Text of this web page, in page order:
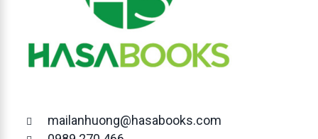
mailanhuong@hasabooks.com